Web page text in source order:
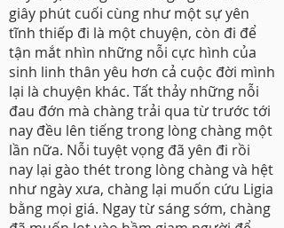
giây phút cuối cùng như một sự yên
tĩnh thiếp đi là một chuyện, còn đi để
tận mắt nhìn những nỗi cực hình của
sinh linh thân yêu hơn cả cuộc đời mình
lại là chuyện khác. Tất thảy những nỗi
đau đớn mà chàng trải qua từ trước tới
nay đều lên tiếng trong lòng chàng một
lần nữa. Nỗi tuyệt vọng đã yên đi rồi
nay lại gào thét trong lòng chàng và hệt
như ngày xưa, chàng lại muốn cứu Ligia
bằng mọi giá. Ngay từ sáng sớm, chàng